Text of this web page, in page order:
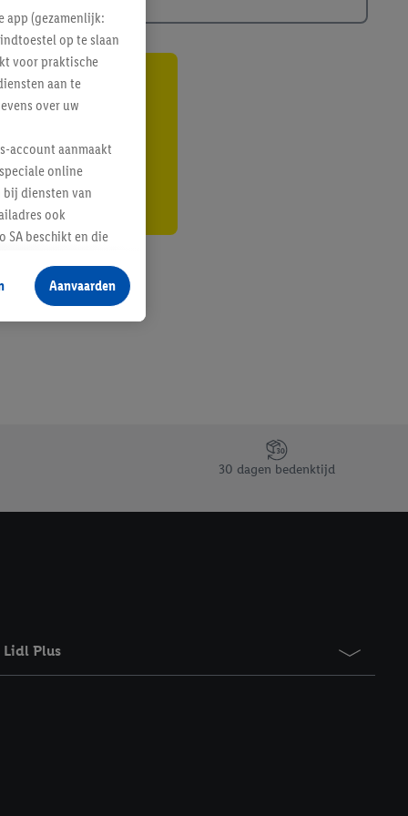
30 dagen bedenktijd
Lidl Plus
app (gezamenlijk:
op te slaan
voor praktische
aan te
over uw
account aanmaakt
online
diensten van
ook
SA beschikt en die
producten waarin
maar het
als er met behulp
Aanvaarden